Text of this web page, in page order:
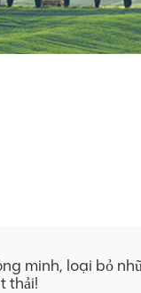
minh, loại bỏ
thải!